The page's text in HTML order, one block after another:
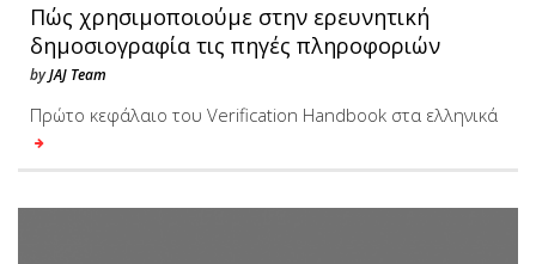
Πώς χρησιμοποιούμε στην ερευνητική
δημοσιογραφία τις πηγές πληροφοριών
byJAJ Team
Πρώτο κεφάλαιο του Verification Handbook στα ελληνικά